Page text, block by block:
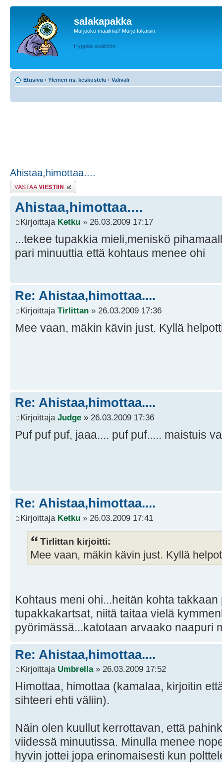
salakapakka
Murjooko maailma? Murjo takaisin.
Hyppää sisältöön
Etusivu ‹ Yleinen ns. keskustelu ‹ Valivali
Ahistaa,himottaa....
Lähetä vastaus
Ahistaa,himottaa....
Kirjoittaja Ketku » 26.03.2009 17:17
...tekee tupakkia mieli,meniskö
pari minuuttia että kohtaus menee ohi
Re: Ahistaa,himottaa....
Kirjoittaja Tirlittan » 26.03.2009 17:36
Mee vaan, mäkin kävin just. Kyllä
Re: Ahistaa,himottaa....
Kirjoittaja Judge » 26.03.2009 17:36
Puf puf puf, jaaa.... puf puf..... maistuis
Re: Ahistaa,himottaa....
Kirjoittaja Ketku » 26.03.2009 17:41
Tirlittan kirjoitti:
Mee vaan, mäkin kävin just. Kyllä
Kohtaus meni ohi...heitän kohta
tupakkakartsat, niitä taitaa vielä
pyörimässä...katotaan arvaako naapuri
Re: Ahistaa,himottaa....
Kirjoittaja Umbrella» 26.03.2009 17:52
Himottaa, himottaa (kamalaa, kirjoitin
sihteeri ehti väliin).
Näin olen kuullut kerrottavan, että
viidessä minuutissa. Minulla menee
hyvin jottei jopa erinomaisesti kun